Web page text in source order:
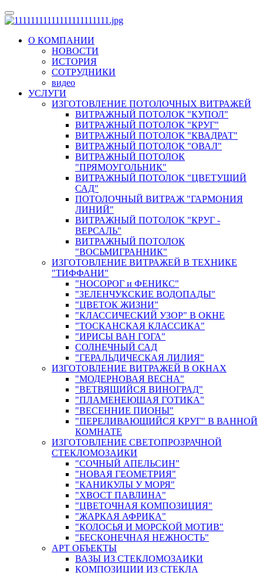
О КОМПАНИИ
НОВОСТИ
ИСТОРИЯ
СОТРУДНИКИ
видео
УСЛУГИ
ИЗГОТОВЛЕНИЕ ПОТОЛОЧНЫХ ВИТРАЖЕЙ
ВИТРАЖНЫЙ ПОТОЛОК "КУПОЛ"
ВИТРАЖНЫЙ ПОТОЛОК "КРУГ"
ВИТРАЖНЫЙ ПОТОЛОК "КВАДРАТ"
ВИТРАЖНЫЙ ПОТОЛОК "ОВАЛ"
ВИТРАЖНЫЙ ПОТОЛОК
"ПРЯМОУГОЛЬНИК"
ВИТРАЖНЫЙ ПОТОЛОК "ЦВЕТУЩИЙ
САД"
ПОТОЛОЧНЫЙ ВИТРАЖ "ГАРМОНИЯ
ЛИНИЙ"
ВИТРАЖНЫЙ ПОТОЛОК "КРУГ -
ВЕРСАЛЬ"
ВИТРАЖНЫЙ ПОТОЛОК
"ВОСЬМИГРАННИК"
ИЗГОТОВЛЕНИЕ ВИТРАЖЕЙ В ТЕХНИКЕ
"ТИФФАНИ"
"НОСОРОГ и ФЕНИКС"
"ЗЕЛЕНЧУКСКИЕ ВОДОПАДЫ"
"ЦВЕТОК ЖИЗНИ"
"КЛАССИЧЕСКИЙ УЗОР" В ОКНЕ
"ТОСКАНСКАЯ КЛАССИКА"
"ИРИСЫ ВАН ГОГА"
СОЛНЕЧНЫЙ САД
"ГЕРАЛЬДИЧЕСКАЯ ЛИЛИЯ"
ИЗГОТОВЛЕНИЕ ВИТРАЖЕЙ В ОКНАХ
"МОДЕРНОВАЯ ВЕСНА"
"ВЕТВЯЩИЙСЯ ВИНОГРАД"
"ПЛАМЕНЕЮЩАЯ ГОТИКА"
"ВЕСЕННИЕ ПИОНЫ"
"ПЕРЕЛИВАЮЩИЙСЯ КРУГ" В ВАННОЙ
КОМНАТЕ
ИЗГОТОВЛЕНИЕ СВЕТОПРОЗРАЧНОЙ
СТЕКЛОМОЗАИКИ
"СОЧНЫЙ АПЕЛЬСИН"
"НОВАЯ ГЕОМЕТРИЯ"
"КАНИКУЛЫ У МОРЯ"
"ХВОСТ ПАВЛИНА"
"ЦВЕТОЧНАЯ КОМПОЗИЦИЯ"
"ЖАРКАЯ АФРИКА"
"КОЛОСЬЯ И МОРСКОЙ МОТИВ"
"БЕСКОНЕЧНАЯ НЕЖНОСТЬ"
АРТ ОБЪЕКТЫ
ВАЗЫ ИЗ СТЕКЛОМОЗАИКИ
КОМПОЗИЦИИ ИЗ СТЕКЛА